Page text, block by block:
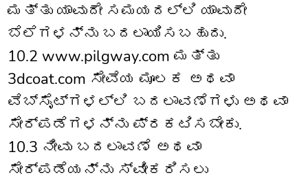
ಮತ್ತು ಯಾವುದೇ ಸಮಯದಲ್ಲಿ ಯಾವುದೇ
ಬೆಲೆಗಳನ್ನು ಬದಲಾಯಿಸಬಹುದು.
10.2 www.pilgway.com ಮತ್ತು
3dcoat.com ಸೇವೆಯ ಮೂಲಕ ಅಥವಾ
ವೆಬ್‌ಸೈಟ್‌ಗಳಲ್ಲಿ ಬದಲಾವಣೆಗಳು ಅಥವಾ
ಸೇರ್ಪಡೆಗಳನ್ನು ಪ್ರಕಟಿಸಬೇಕು.
10.3 ನೀವು ಬದಲಾವಣೆ ಅಥವಾ
ಸೇರ್ಪಡೆಯನ್ನು ಸ್ವೀಕರಿಸಲು